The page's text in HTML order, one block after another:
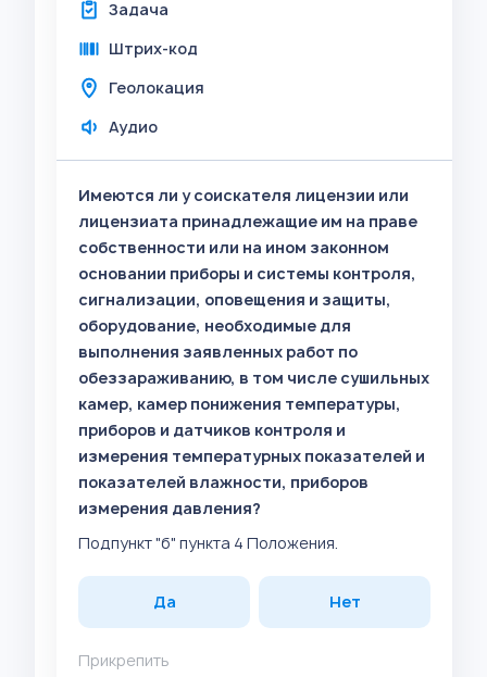
Задача
Штрих-код
Геолокация
Аудио
Имеются ли у соискателя лицензии или
лицензиата принадлежащие им на праве
собственности или на ином законном
основании приборы и системы контроля,
сигнализации, оповещения и защиты,
оборудование, необходимые для
выполнения заявленных работ по
обеззараживанию, в том числе сушильных
камер, камер понижения температуры,
приборов и датчиков контроля и
измерения температурных показателей и
показателей влажности, приборов
измерения давления?
Подпункт "б" пункта 4 Положения.
Да Нет
Прикрепить